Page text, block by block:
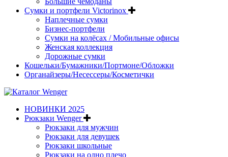
Сумки и портфели Victorinox
Наплечные сумки
Бизнес-портфели
Сумки на колёсах / Мобильные офисы
Женская коллекция
Дорожные сумки
Кошельки/Бумажники/Портмоне/Обложки
Органайзеры/Несессеры/Косметички
НОВИНКИ 2025
Рюкзаки Wenger
Рюкзаки для мужчин
Рюкзаки для девушек
Рюкзаки школьные
Рюкзаки на одно плечо